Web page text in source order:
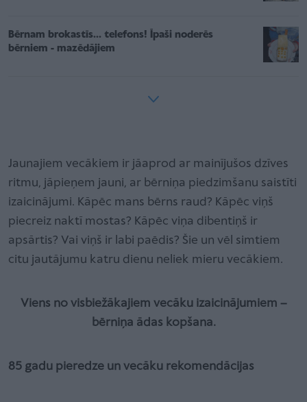
Bērnam brokastīs... telefons! Īpaši noderēs
bērniem - mazēdājiem
Jaunajiem vecākiem ir jāaprod ar mainījušos dzīves
ritmu, jāpieņem jauni, ar bērniņa piedzimšanu saistīti
izaicinājumi. Kāpēc mans bērns raud? Kāpēc viņš
piecreiz naktī mostas? Kāpēc viņa dibentiņš ir
apsārtis? Vai viņš ir labi paēdis? Šie un vēl simtiem
citu jautājumu katru dienu neliek mieru vecākiem.
Viens no visbiežākajiem vecāku izaicinājumiem –
bērniņa ādas kopšana.
85 gadu pieredze un vecāku rekomendācijas